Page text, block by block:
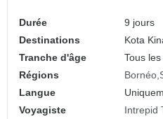
Durée
9 jours
Destinations
Kota
Tranche d'âge
Tous
Régions
Bornéo
Langue
Voyagiste
Intrepid